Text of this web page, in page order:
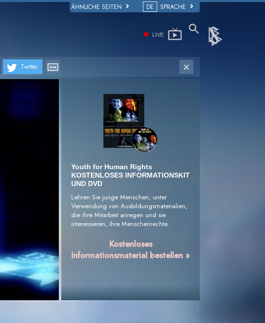
ÄHNLICHE SEITEN DE SPRACHE
LIVE
Twitter
Youth for Human Rights
KOSTENLOSES INFORMATIONSKIT
UND DVD
Lehren Sie junge Menschen, unter
Verwendung von Ausbildungsmaterialien,
die ihre Mitarbeit anregen und sie
interessieren, ihre Menschenrechte..
Kostenloses
Informationsmaterial bestellen »